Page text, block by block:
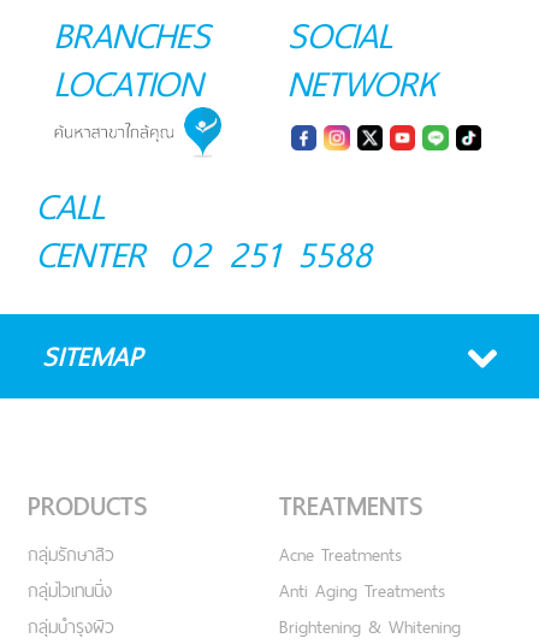
BRANCHES
LOCATION
SOCIAL
NETWORK
CALL
CENTER 02 251 5588
SITEMAP
PRODUCTS
กลุ่มรักษาสิว
กลุ่มไวเทนนิ่ง
กลุ่มบำรุงผิว
TREATMENTS
Acne Treatments
Anti Aging Treatments
Brightening & Whitening